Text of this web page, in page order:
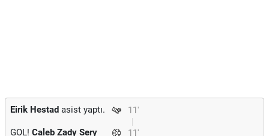
11'
Eirik Hestad asist yaptı.
11'
GOL! Caleb Zady Sery